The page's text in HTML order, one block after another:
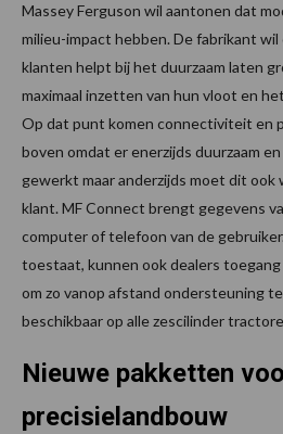
Massey Ferguson wil aantonen dat
milieu-impact hebben. De fabrikant
klanten helpt bij het duurzaam laten
maximaal inzetten van hun vloot en
Op dat punt komen connectiviteit en
boven omdat er enerzijds duurzaam
gewerkt maar anderzijds moet dit ook
klant. MF Connect brengt gegevens
computer of telefoon van de
toestaat, kunnen ook dealers
om zo vanop afstand ondersteuning
beschikbaar op alle zescilinder
Nieuwe pakketten
precisielandbouw